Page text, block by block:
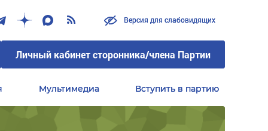
Версия для слабовидящих
Личный кабинет сторонника/члена Партии
Мультимедиа Вступить в партию
Версия для слабовидящих
Личный кабинет сторонника/члена Партии
Мультимедиа Вступить в партию